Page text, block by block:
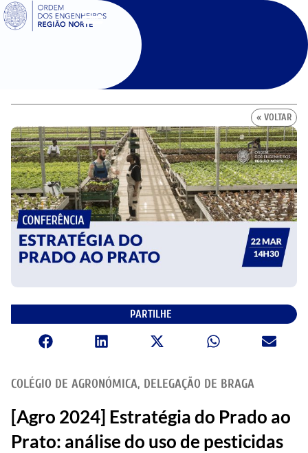
SIGOE
« VOLTAR
PARTILHE
COLÉGIO DE AGRONÓMICA, DELEGAÇÃO DE BRAGA
[Agro 2024] Estratégia do Prado ao
Prato: análise do uso de pesticidas